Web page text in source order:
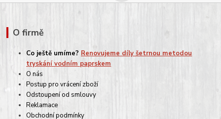
O firmě
Co ještě umíme? Renovujeme díly šetrnou metodou
tryskání vodním paprskem
O nás
Postup pro vrácení zboží
Odstoupení od smlouvy
Reklamace
Obchodní podmínky